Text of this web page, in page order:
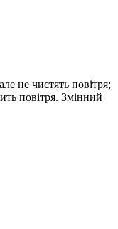
не чистять повітря;
повітря. Змінний